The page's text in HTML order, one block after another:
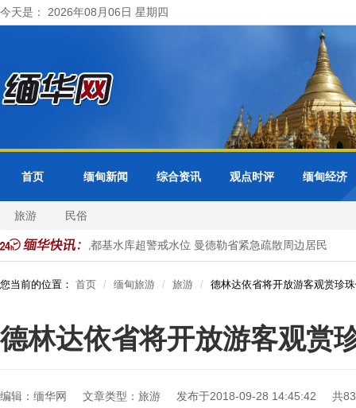
今天是： 2026年08月06日 星期四
首页 缅甸新闻 综合资讯 观点时评 缅甸经济
旅游 民俗
访问 色都基水库超警戒水位 曼德勒省紧急疏散周边居民
您当前的位置： 首页 缅甸旅游 旅游 德林达依省将开放游客观赏珍
德林达依省将开放游客观赏
编辑：缅华网 文章类型：旅游 发布于2018-09-28 14:45:42 共